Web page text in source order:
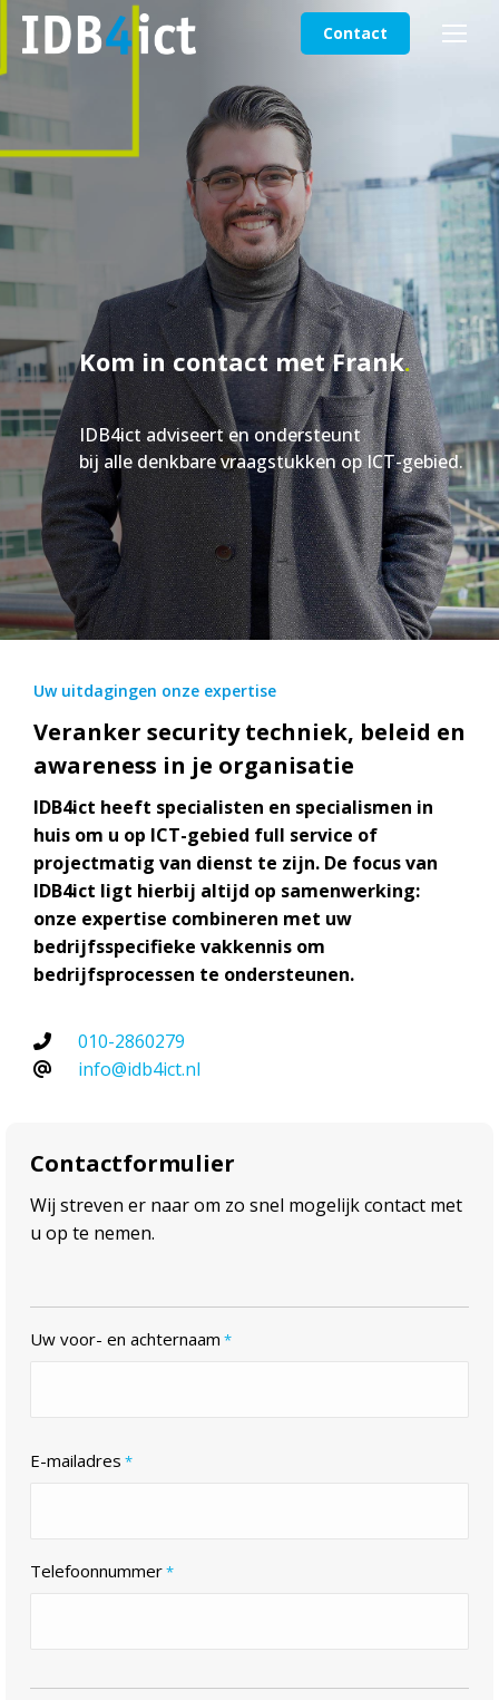
Contact
Kom in contact met Frank.
IDB4ict adviseert en ondersteunt
bij alle denkbare vraagstukken op ICT-gebied.
Uw uitdagingen onze expertise
Veranker security techniek, beleid en
awareness in je organisatie
IDB4ict heeft specialisten en specialismen in
huis om u op ICT-gebied full service of
projectmatig van dienst te zijn. De focus van
IDB4ict ligt hierbij altijd op samenwerking:
onze expertise combineren met uw
bedrijfsspecifieke vakkennis om
bedrijfsprocessen te ondersteunen.
010-2860279
info@idb4ict.nl
Contactformulier
Wij streven er naar om zo snel mogelijk contact met
u op te nemen.
Uw voor- en achternaam *
E-mailadres *
Telefoonnummer*